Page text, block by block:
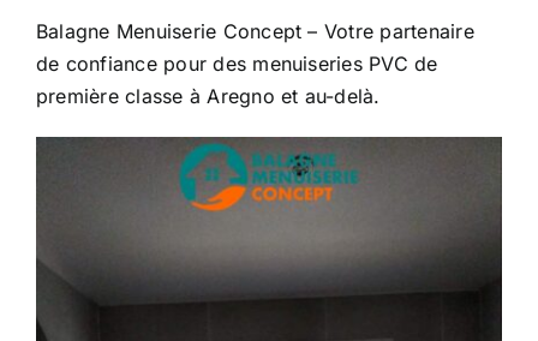
Balagne Menuiserie Concept – Votre partenaire
de confiance pour des menuiseries PVC de
première classe à Aregno et au-delà.